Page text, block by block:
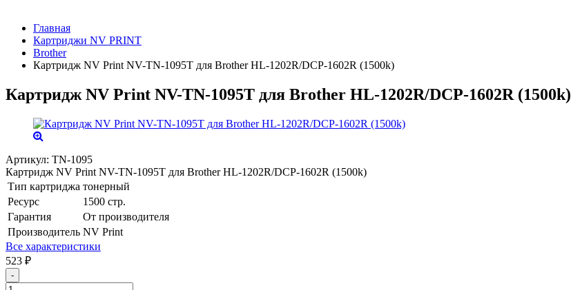
Главная
Картриджи NV PRINT
Brother
Картридж NV Print NV-TN-1095T для Brother HL-1202R/DCP-1602R (1500k)
Картридж NV Print NV-TN-1095T для Brother HL-1202R/DCP-1602R (1500k)
Артикул: TN-1095
Картридж NV Print NV-TN-1095T для Brother HL-1202R/DCP-1602R (1500k)
Тип картриджа тонерный
Ресурс
1500 стр.
Гарантия
От производителя
Производитель NV Print
Все характеристики
523 ₽
-